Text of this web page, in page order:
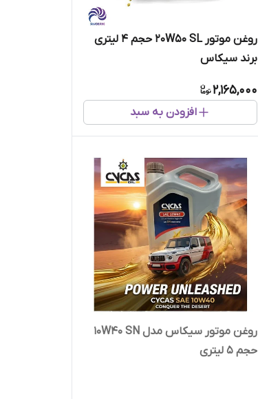
روغن موتور 20W50 SL حجم 4 لیتری
برند سیکاس
2,165,000
افزودن به سبد
روغن موتور سیکاس مدل 10W40 SN
حجم 5 لیتری